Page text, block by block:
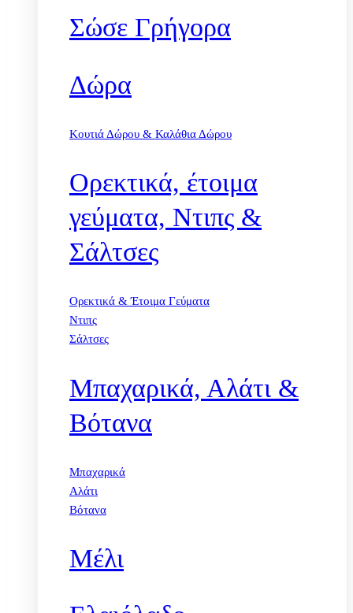
Σώσε Γρήγορα
Δώρα
Κουτιά Δώρου & Καλάθια Δώρου
Ορεκτικά, έτοιμα
γεύματα, Ντιπς &
Σάλτσες
Ορεκτικά & Έτοιμα Γεύματα
Ντιπς
Σάλτσες
Μπαχαρικά, Αλάτι &
Βότανα
Μπαχαρικά
Αλάτι
Βότανα
Μέλι